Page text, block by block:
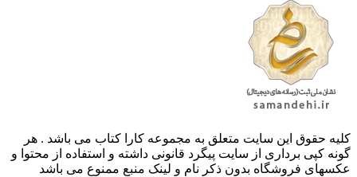
کليه حقوق اين سايت متعلق به مجموعه کارا کتاب می باشد . هر
گونه کپی برداری از سایت پیگرد قانونی داشته و استفاده از محتوا و
عکسهای فروشگاه بدون ذکر نام و لینک منبع ممنوع می باشد